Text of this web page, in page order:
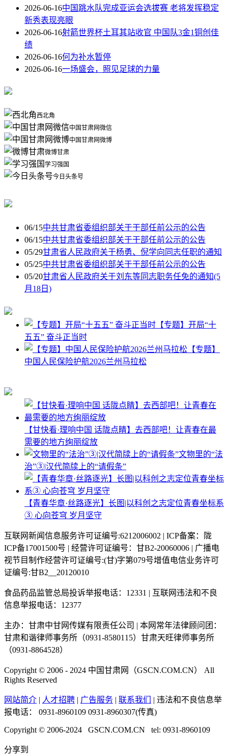
2026-06-16中国跳水队完成亚运会选拔赛 老将发挥稳定
新秀表现亮眼
2026-06-16射箭世界杯土耳其站收官 中国队3金1铜创佳
绩
2026-06-16何为补水暂停
2026-06-16一场盛会，照见足球的力量
西北角
中国甘肃网微信
中国甘肃网微博
微博甘肃
学习强国
今日头条号
06/15中共甘肃省委组织部关于干部任前公示的公告
06/15中共甘肃省委组织部关于干部任前公示的公告
05/29甘肃省人民政府关于杨勇、倪学向同志任职的通知
05/25中共甘肃省委组织部关于干部任前公示的公告
05/20甘肃省人民政府关于刘东等同志职务任免的通知(5
月18日)
【专题】开局“十
五五” 奋斗正当时
【专题】
中国人民保险护航2026兰州马拉松
【甘快看·理响中国 话陇点睛】去西部吧！让青春在最
需要的地方绚丽绽放
文物里的“法
治”③|汉代简牍上的“请假条”
【青春华章·丝路逐光】长图|以科创之志定位青春坐标系
③ 心向苍穹 岁月坚守
互联网新闻信息服务许可证编号:6212006002 | ICP备案：陇
ICP备17001500号 | 经营许可证编号：甘B2-20060006 | 广播电
视节目制作经营许可证编号:(甘)字第079号增值电信业务许可
证编号:甘B2__20120010
食品药品监管总局投诉举报电话：12331 | 互联网违法和不良
信息举报电话：12377
主办：甘肃中甘网传媒有限责任公司 | 本网常年法律顾问团：
甘肃和谐律师事务所（0931-8580115）甘肃天旺律师事务所
（0931-8864528）
Copyright © 2006 - 2024 中国甘肃网（GSCN.COM.CN） All
Rights Reserved
网站简介 | 人才招聘 | 广告服务 | 联系我们
| 违法和不良信息举
报电话：
0931-8960109 0931-8960307(传真)
Copyright © 2006-2024 GSCN.COM.CN tel: 0931-8960109
分享到